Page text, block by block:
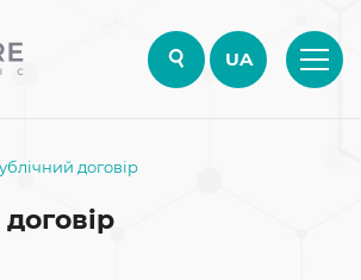
UA
договір